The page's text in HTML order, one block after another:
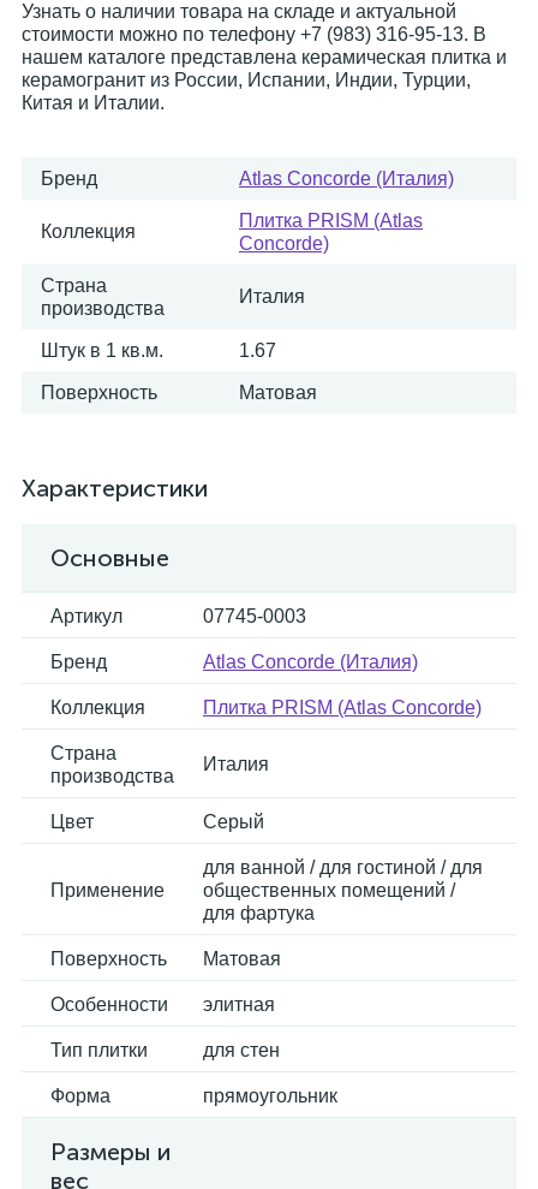
Узнать о наличии товара на складе и актуальной
стоимости можно по телефону +7 (983) 316-95-13. В
нашем каталоге представлена керамическая плитка и
керамогранит из России, Испании, Индии, Турции,
Китая и Италии.
Бренд Atlas Concorde (Италия)
Коллекция
Плитка PRISM (Atlas
Concorde)
Страна
производства
Италия
Штук в 1 кв.м. 1.67
Поверхность Матовая
Характеристики
Основные
Артикул 07745-0003
Бренд Atlas Concorde (Италия)
Коллекция Плитка PRISM (Atlas Concorde)
Страна
производства
Италия
Цвет Серый
Применение
для ванной / для гостиной / для
общественных помещений /
для фартука
Поверхность Матовая
Особенности элитная
Тип плитки для стен
Форма прямоугольник
Размеры и
вес